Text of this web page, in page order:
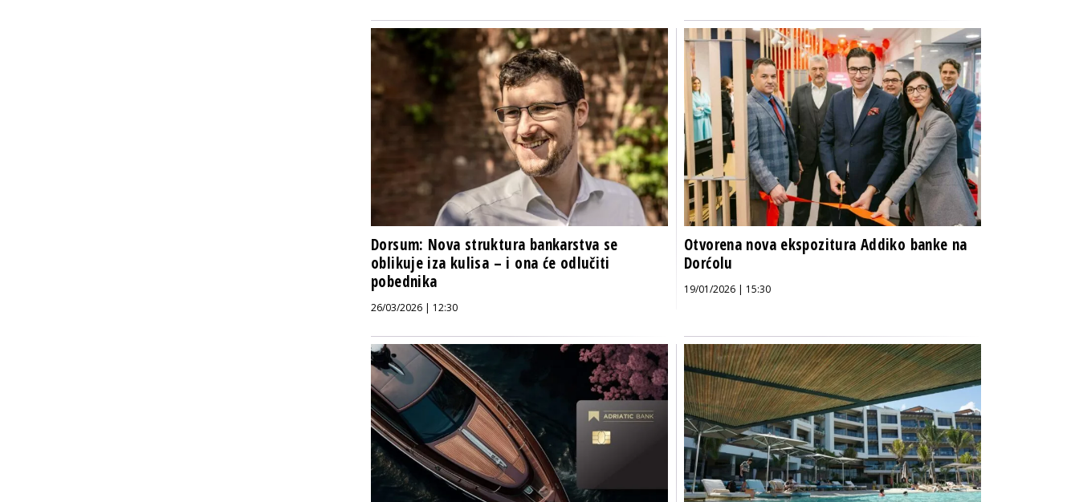
Dorsum: Nova struktura bankarstva se
oblikuje iza kulisa – i ona će odlučiti
pobednika
26/03/2026 | 12:30
Otvorena nova ekspozitura Addiko banke na
Dorćolu
19/01/2026 | 15:30